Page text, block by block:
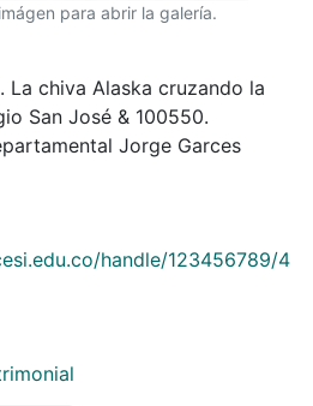
para abrir la galería.
La chiva Alaska cruzando la
Jorge Garces
handle/123456789/4